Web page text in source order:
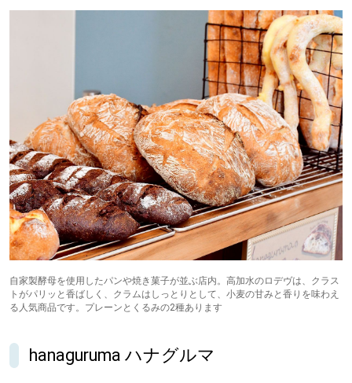
パートナーメディア Sitakkeパートナー
運営会社 広告掲載
情報提供・お問い合わせ 利用規約
プライバシーポリシー
閉じる
自家製酵母を使用したパンや焼き菓子が並ぶ店内。高加水のロデヴは、クラス
トがパリッと香ばしく、クラムはしっとりとして、小麦の甘みと香りを味わえ
る人気商品です。プレーンとくるみの2種あります
hanaguruma ハナグルマ